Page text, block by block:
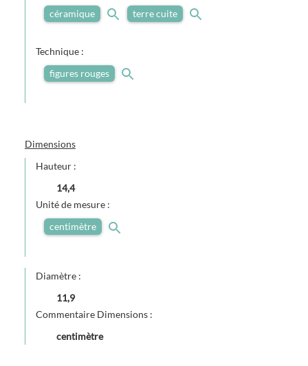
céramique
terre cuite
Technique :
figures rouges
Dimensions
Hauteur :
14,4
Unité de mesure :
centimètre
Diamètre :
11,9
Commentaire Dimensions :
centimètre